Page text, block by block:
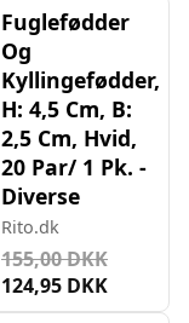
Fuglefødder
Og
Kyllingefødder,
H: 4,5 Cm, B:
2,5 Cm, Hvid,
20 Par/ 1 Pk. -
Diverse
Rito.dk
155,00 DKK
124,95 DKK